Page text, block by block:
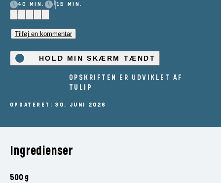
40 MIN.
15 MIN.
(1)
Tilføj en kommentar
HOLD MIN SKÆRM TÆNDT
OPSKRIFTEN ER UDVIKLET AF
TULIP
OPDATERET: 30. JUNI 2026
Ingredienser
500 g